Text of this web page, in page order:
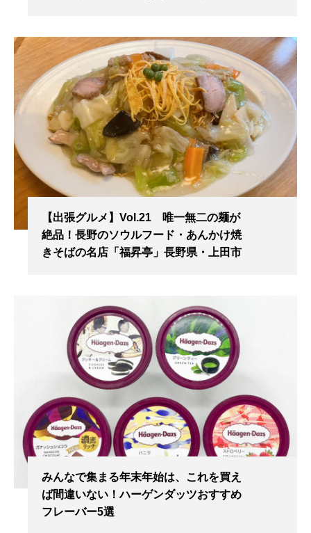
【出張グルメ】Vol.21 唯一無二の麺が
絶品！長野のソウルフード・あんかけ焼
きそばの名店「福昇亭」長野県・上田市
みんなで集まる年末年始は、これを買え
ば間違いない！ハーゲンダッツおすすめ
フレーバー5選